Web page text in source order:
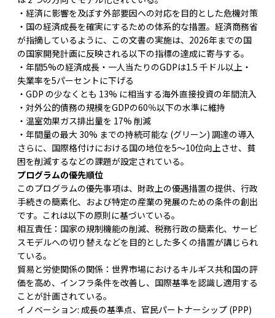
・経済に影響を及ぼす外部要因への対応を目的とした危機対策
・国の経済成長を確実にするための体系的な措置。経済商務省
が指摘しているように、この文書の実施は、2026年までの国
の国家開発計画に反映される以下の指標の達成に寄与する。
・年間5%の経済成長・一人当たりのGDPは1.5 千ドル以上・
失業率を5パーセントに下げる
・GDP の少なくとも 13% に相当する海外直接投資の年間流入
・対外公的債務の規模をGDPの60％以下の水準に維持
・温室効果ガス排出量を 17% 削減
・年間量の最大 30% までの持続可能な (グリーン) 調達の導入
さらに、国際格付けにおける国の地位を5〜10位向上させ、貧
困を削減するなどの課題が設定されている。
プログラムの優先順位
このプログラムの優先事項は、財政上の優遇措置の提供、行政
手続きの簡素化、および特定の産業の発展のための条件の創出
です。これは以下の原則に基づいている。
相互責任：国家の規制機能の削減、税務行政の簡素化、サービ
スモデルへの切り替えなどを目的とした多くの措置が講じられ
ている。
貿易と労使関係の関係：世界市場におけるキルギス共和国の評
価を高め、インフラ条件を改善し、国際基準を認識し適用する
ことが計画されている。
イノベーション: 成長の基準点、官民パートナーシップ (PPP)